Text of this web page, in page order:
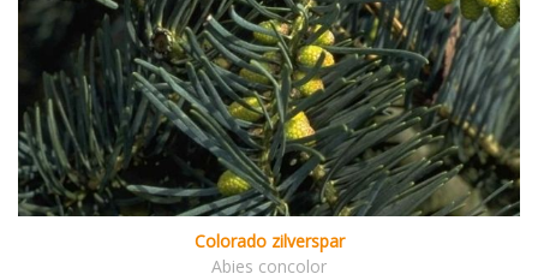
Colorado zilverspar
Abies concolor